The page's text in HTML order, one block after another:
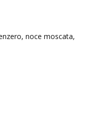
noce moscata,